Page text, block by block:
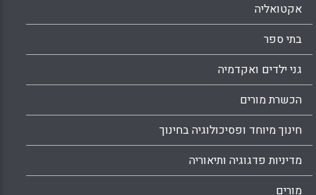
אקטואליה
בתי ספר
גני ילדים ואקדמיה
הכשרת מורים
חינוך מיוחד ופסיכולוגיה בחינוך
מדיניות פדגוגיה ותיאוריה
מורים